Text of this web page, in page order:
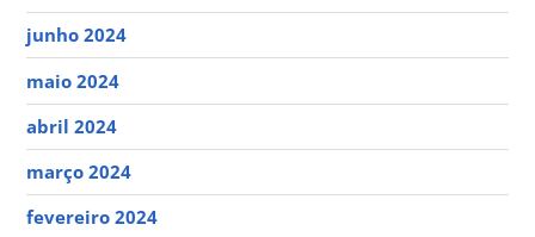
junho 2024
maio 2024
abril 2024
março 2024
fevereiro 2024